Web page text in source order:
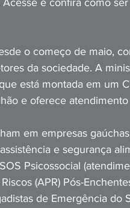
e confira como
o começo de maio,
da sociedade. A
está montada em um
e oferece
em empresas
e segurança
Psicossocial
(APR) Pós-
de Emergência do